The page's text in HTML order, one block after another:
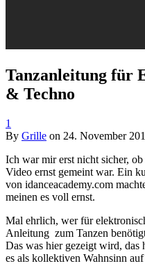
Tanzanleitung für
& Techno
1
By Grille on 24. November
Ich war mir erst nicht sicher,
Video ernst gemeint war. Ein
von idanceacademy.com
meinen es voll ernst.
Mal ehrlich, wer für
Anleitung zum Tanzen
Das was hier gezeigt wird, das
es als kollektiven Wahnsinn